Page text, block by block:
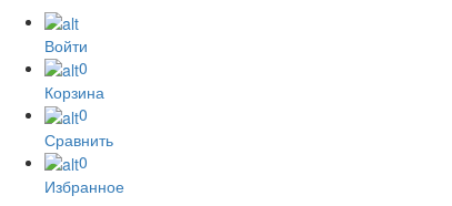
Войти
0
Корзина
0
Сравнить
0
Избранное